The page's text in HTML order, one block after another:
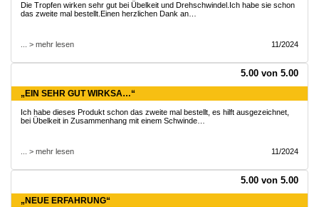
Die Tropfen wirken sehr gut bei Übelkeit und Drehschwindel.Ich habe sie schon
das zweite mal bestellt.Einen herzlichen Dank an…
... > mehr lesen 11/2024
5.00 von 5.00
„EIN SEHR GUT WIRKSA…“
Ich habe dieses Produkt schon das zweite mal bestellt, es hilft ausgezeichnet,
bei Übelkeit in Zusammenhang mit einem Schwinde…
... > mehr lesen 11/2024
5.00 von 5.00
„NEUE ERFAHRUNG“